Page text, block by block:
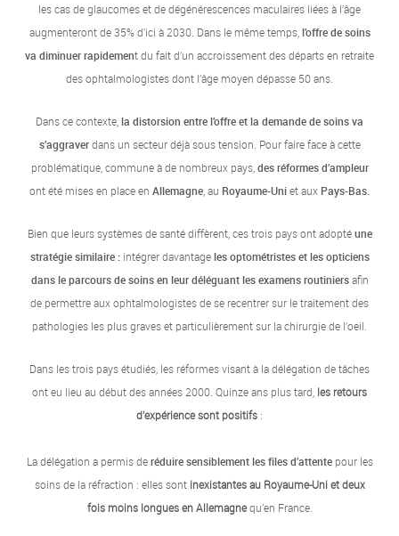
les cas de glaucomes et de dégénérescences maculaires liées à l’âge
augmenteront de 35% d’ici à 2030. Dans le même temps,l’offre de soins
va diminuer rapidement du fait d’un accroissement des départs en retraite
des ophtalmologistes dont l’âge moyen dépasse 50 ans.
Dans ce contexte,la distorsion entre l’offre et la demande de soins va
s’aggraverdans un secteur déjà sous tension. Pour faire face à cette
problématique, commune à de nombreux pays,des réformes d’ampleur
ont été mises en place en Allemagne, au Royaume-Uniet aux Pays-Bas.
Bien que leurs systèmes de santé diffèrent, ces trois pays ont adoptéune
stratégie similaire :intégrer davantageles optométristes et les opticiens
dans le parcours de soins en leur déléguant les examens routiniersafin
de permettre aux ophtalmologistes de se recentrer sur le traitement des
pathologies les plus graves et particulièrement sur la chirurgie de l’oeil.
Dans les trois pays étudiés, les réformes visant à la délégation de tâches
ont eu lieu au début des années 2000. Quinze ans plus tard, les retours
d’expérience sont positifs :
La délégation a permis deréduire sensiblement les files d’attentepour les
soins de la réfraction : elles sont inexistantes au Royaume-Uni et deux
fois moins longues en Allemagnequ’en France.